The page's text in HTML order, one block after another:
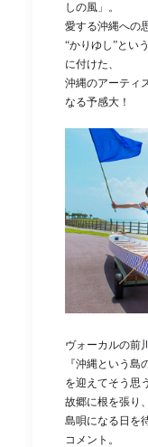
しの風」。
愛する沖縄への
“かりゆし”とい
に付けた、
沖縄のアーティ
なる予感大！
ヴォーカルの前
『沖縄という島
を迎えてそう思
故郷に根を張り
島唄になる日を
コメント。